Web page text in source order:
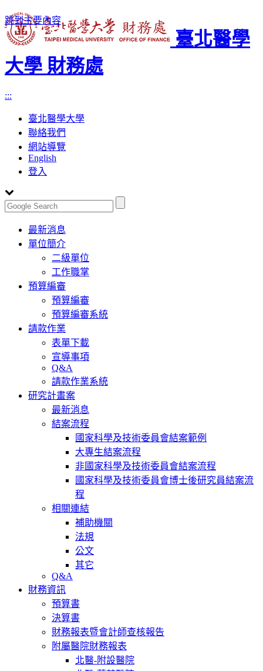
跳到主要內容
臺北醫學
大學 財務處
:::
臺北醫學大學
聯絡我們
網站導覽
English
登入
Toggle
navigation
最新消息
單位簡介
二級單位
工作職掌
預算編審
預算編審
預算編審系統
請款作業
表單下載
宣導事項
Q&A
請款作業系統
研究計畫案
最新消息
結案流程
國家科學及技術委員會結案範例
大專生結案流程
非國家科學及技術委員會結案流程
國家科學及技術委員會博士後研究員結案流
程
相關連結
補助機關
法規
公文
其它
Q&A
財務資訊
預算書
決算書
財務報表暨會計師查核報告
附屬醫院財務報表
北醫-附設醫院